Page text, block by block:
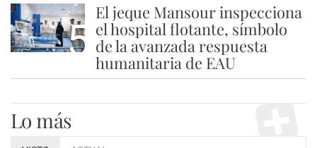
5
El jeque Mansour inspecciona
el hospital flotante, símbolo
de la avanzada respuesta
humanitaria de EAU
Lo más